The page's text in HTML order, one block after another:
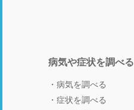
病気や症状を調べる
病気を調べる
症状を調べる